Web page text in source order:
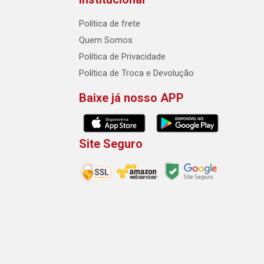
Política de frete
Quem Somos
Política de Privacidade
Política de Troca e Devolução
Baixe já nosso APP
Site Seguro